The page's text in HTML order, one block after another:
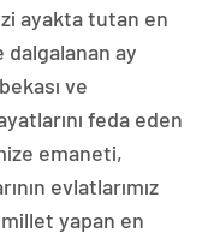
ayakta tutan en
ay
ve
feda eden
emaneti,
evlatlarımız
millet yapan en